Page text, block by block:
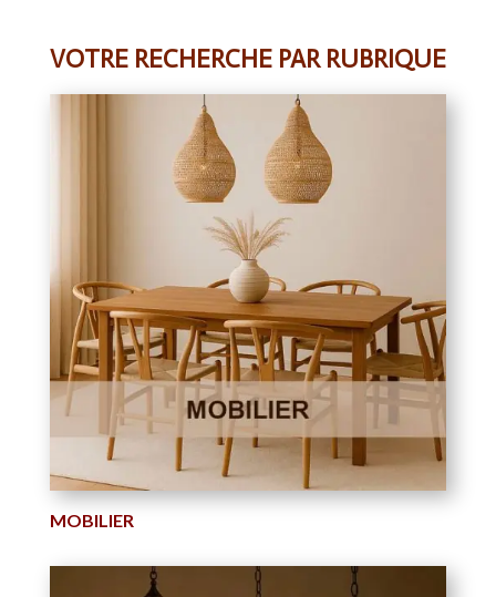
VOTRE RECHERCHE PAR RUBRIQUE
MOBILIER